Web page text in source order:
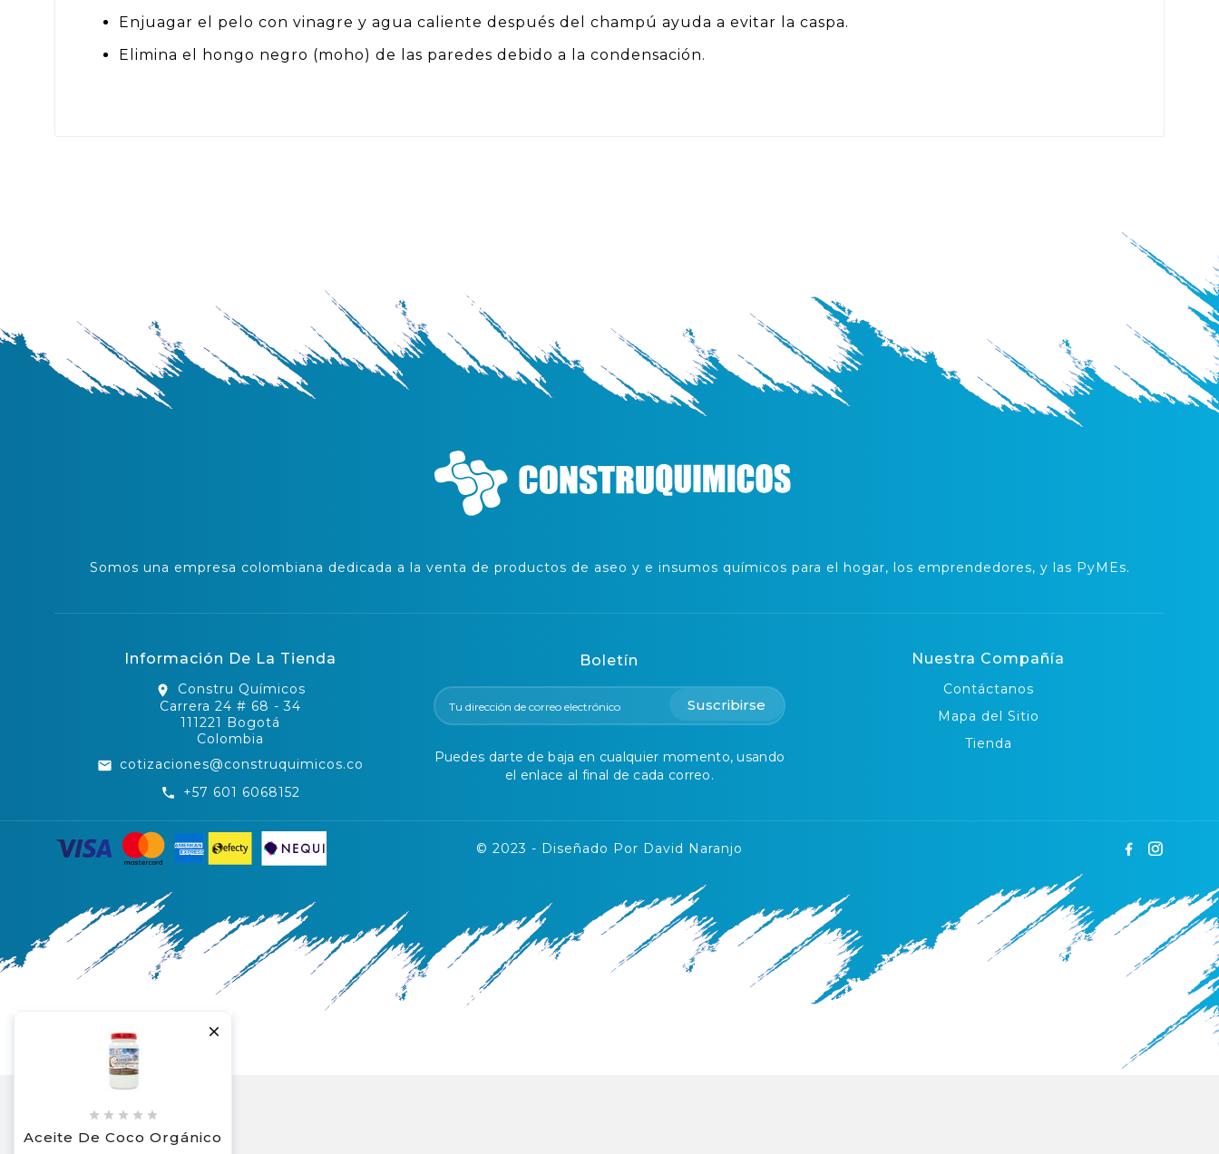

    
Aceite De Coco Orgánico
Enjuagar el pelo con vinagre y agua caliente después del champú ayuda a evitar la caspa.
Elimina el hongo negro (moho) de las paredes debido a la condensación.
Somos una empresa colombiana dedicada a la venta de productos de aseo y e insumos químicos para el hogar, los emprendedores, y las PyMEs.
Información De La Tienda
location_on
Constru Químicos
Carrera 24 # 68 - 34
111221 Bogotá
Colombia
email cotizaciones@construquimicos.co
call +57 601 6068152
Boletín
Suscribirse
Puedes darte de baja en cualquier momento, usando
el enlace al final de cada correo.
Nuestra Compañía
Contáctanos
Mapa del Sitio
Tienda
© 2023 - Diseñado Por David Naranjo